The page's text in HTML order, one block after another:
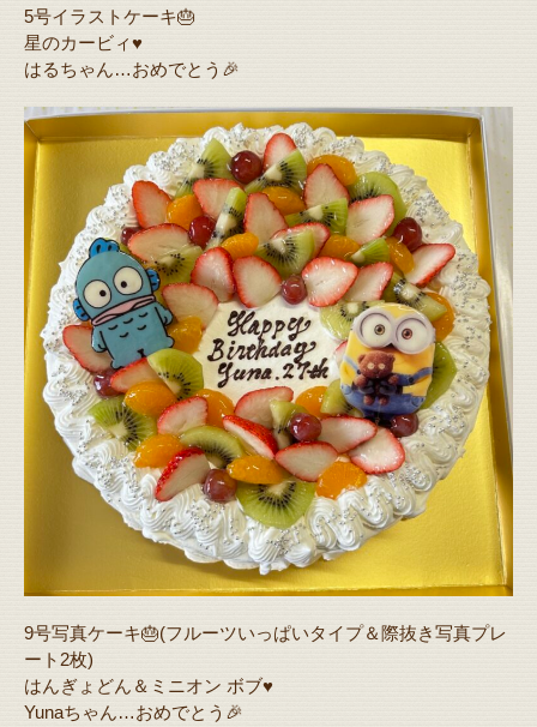
5号イラストケーキ🎂
星のカービィ♥️
はるちゃん…おめでとう🎉
9号写真ケーキ🎂(フルーツいっぱいタイプ＆際抜き写真プレ
ート2枚)
はんぎょどん＆ミニオン ボブ♥️
Yunaちゃん…おめでとう🎉